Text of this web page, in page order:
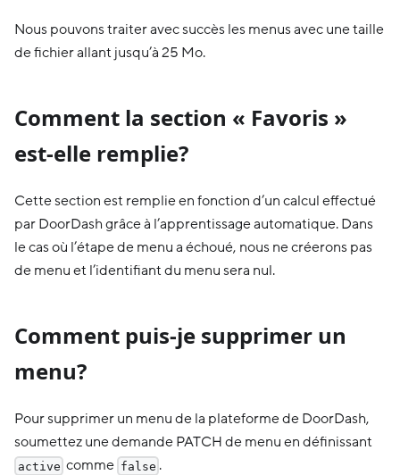
Nous pouvons traiter avec succès les menus avec une taille
de fichier allant jusqu’à 25 Mo.
Comment la section « Favoris »
est-elle remplie?
Cette section est remplie en fonction d’un calcul effectué
par DoorDash grâce à l’apprentissage automatique. Dans
le cas où l’étape de menu a échoué, nous ne créerons pas
de menu et l’identifiant du menu sera nul.
Comment puis-je supprimer un
menu?
Pour supprimer un menu de la plateforme de DoorDash,
soumettez une demande PATCH de menu en définissant
active comme false .